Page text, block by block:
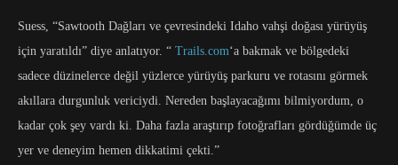
Suess, “Sawtooth Dağları ve çevresindeki Idaho vahşi doğası yürüyüş
için yaratıldı” diye anlatıyor. “ Trails.com‘a bakmak ve bölgedeki
sadece düzinelerce değil yüzlerce yürüyüş parkuru ve rotasını görmek
akıllara durgunluk vericiydi. Nereden başlayacağımı bilmiyordum, o
kadar çok şey vardı ki. Daha fazla araştırıp fotoğrafları gördüğümde üç
yer ve deneyim hemen dikkatimi çekti.”